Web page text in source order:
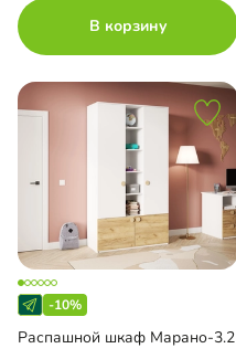
В корзину
-10%
Распашной шкаф Марано-3.2